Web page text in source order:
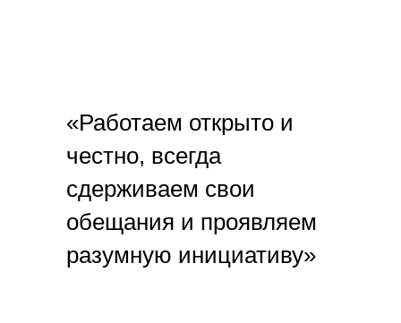
«Работаем открыто и
честно, всегда
сдерживаем свои
обещания и проявляем
разумную инициативу»